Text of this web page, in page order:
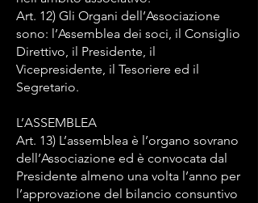
Art. 12) Gli Organi dell’Associazione
sono: l’Assemblea dei soci, il Consiglio
Direttivo, il Presidente, il
Vicepresidente, il Tesoriere ed il
Segretario.
L’ASSEMBLEA
Art. 13) L’assemblea è l’organo sovrano
dell’Associazione ed è convocata dal
Presidente almeno una volta l’anno per
l’approvazione del bilancio consuntivo